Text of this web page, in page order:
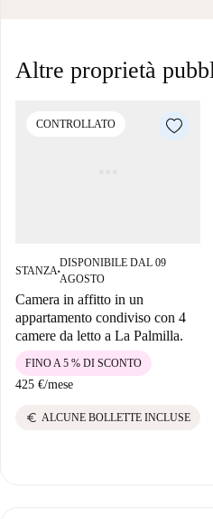
Altre proprietà
CONTROLLATO
STANZA■
DISPONIBILE DAL 09
AGOSTO
Camera in affitto in un
appartamento condiviso con 4
camere da letto a La Palmilla.
425 €/mese
FINO A 5 % DI SCONTO
euro ALCUNE BOLLETTE INCLUSE